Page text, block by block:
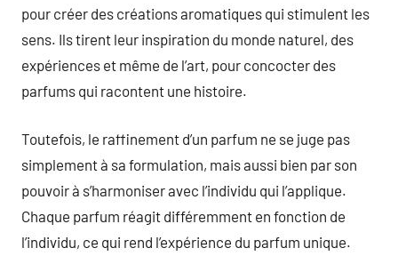
pour créer des créations aromatiques qui stimulent les
sens. Ils tirent leur inspiration du monde naturel, des
expériences et même de l’art, pour concocter des
parfums qui racontent une histoire.
Toutefois, le raffinement d’un parfum ne se juge pas
simplement à sa formulation, mais aussi bien par son
pouvoir à s’harmoniser avec l’individu qui l’applique.
Chaque parfum réagit différemment en fonction de
l’individu, ce qui rend l’expérience du parfum unique.